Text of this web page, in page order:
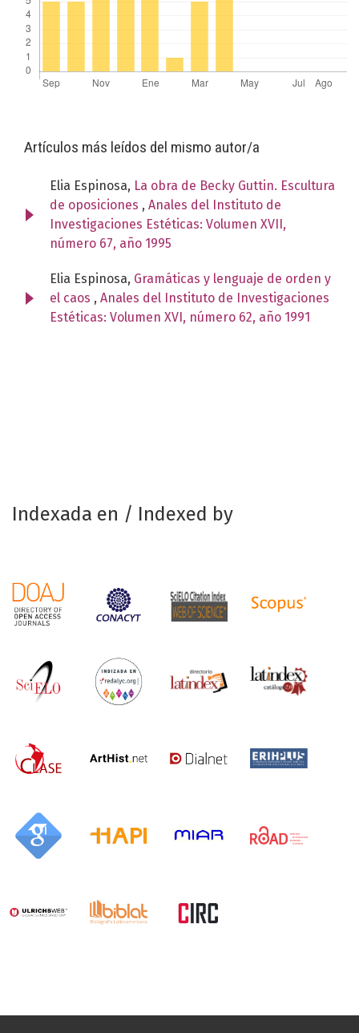
Artículos más leídos del mismo autor/a
Elia Espinosa, La obra de Becky Guttin. Escultura
de oposiciones , Anales del Instituto de
Investigaciones Estéticas: Volumen XVII,
número 67, año 1995
Elia Espinosa, Gramáticas y lenguaje de orden y
el caos , Anales del Instituto de Investigaciones
Estéticas: Volumen XVI, número 62, año 1991
Indexada en / Indexed by